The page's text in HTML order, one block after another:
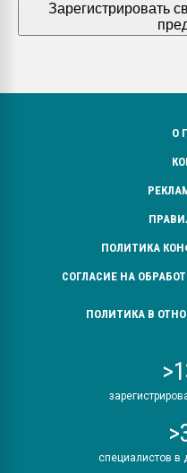
Зарегистрировать
О
ПОЛИТИКА
СОГЛАСИЕ НА
ПОЛИТИКА В
специалистов